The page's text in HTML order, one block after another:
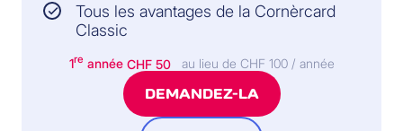
Tous les avantages de la Cornèrcard
Classic
1re année CHF 50 au lieu de CHF 100 / année
DEMANDEZ-LA